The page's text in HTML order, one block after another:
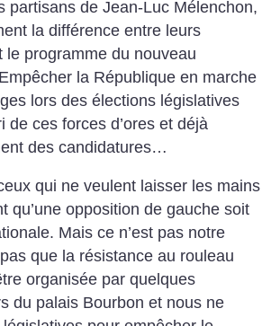
partisans de Jean-Luc Mélenchon,
la différence entre leurs
programme du nouveau
la République en marche
lors des élections législatives
de ces forces d’ores et déjà
des candidatures…
qui ne veulent laisser les mains
qu’une opposition de gauche soit
Mais ce n’est pas notre
que la résistance au rouleau
organisée par quelques
du palais Bourbon et nous ne